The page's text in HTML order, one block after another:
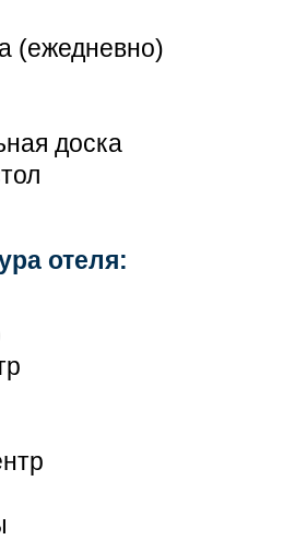
(ежедневно)
доска
отеля: